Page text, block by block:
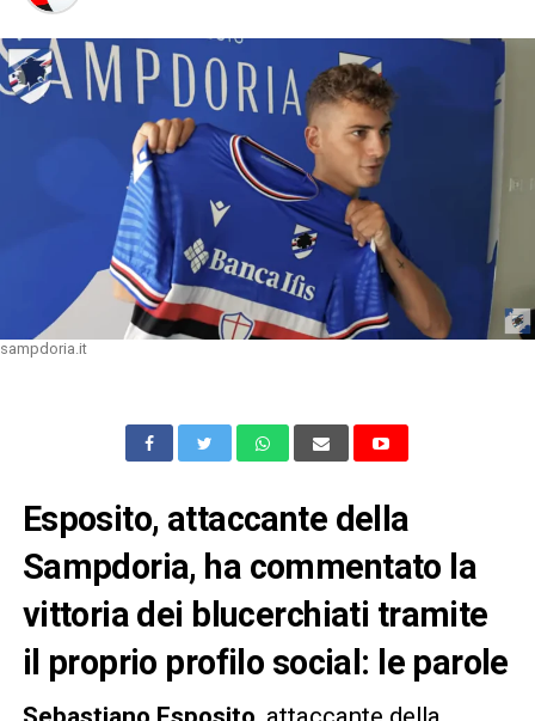
sampdoria.it
Esposito, attaccante della
Sampdoria, ha commentato la
vittoria dei blucerchiati tramite
il proprio profilo social: le parole